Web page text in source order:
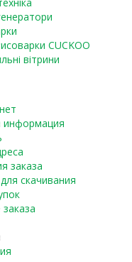
CUCKOO
вітрини
информация
заказа
скачивания